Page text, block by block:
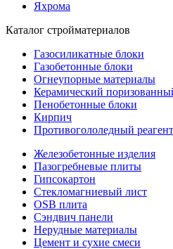
Яхрома
Каталог стройматериалов
Газосиликатные блоки
Газобетонные блоки
Огнеупорные материалы
Керамический
Пенобетонные блоки
Кирпич
Противогололедный реагент
Железобетонные изделия
Пазогребневые плиты
Гипсокартон
Стекломагниевый лист
OSB плита
Сэндвич панели
Нерудные материалы
Цемент и сухие смеси